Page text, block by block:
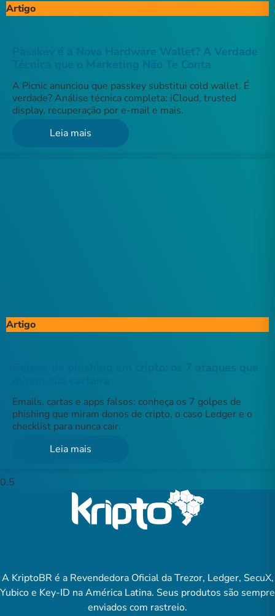
Artigo
Passkey é a Nova Hardware Wallet? A Verdade
Técnica que o Marketing Não Te Conta
A Picnic anunciou que passkey substitui cold wallet. É
verdade? Análise técnica completa: iCloud, trusted
display, recuperação por e-mail e mais.
Leia mais
Artigo
Golpes de phishing em cripto: os 7 ataques que
Emails, cartas e apps falsos: conheça os 7 golpes de
phishing que miram donos de cripto, o caso Ledger e o
checklist para nunca cair.
Leia mais
A KriptoBR é a Revendedora Oficial da Trezor, Ledger, SecuX,
Yubico e Key-ID na América Latina. Seus produtos são sempre
enviados com rastreio.